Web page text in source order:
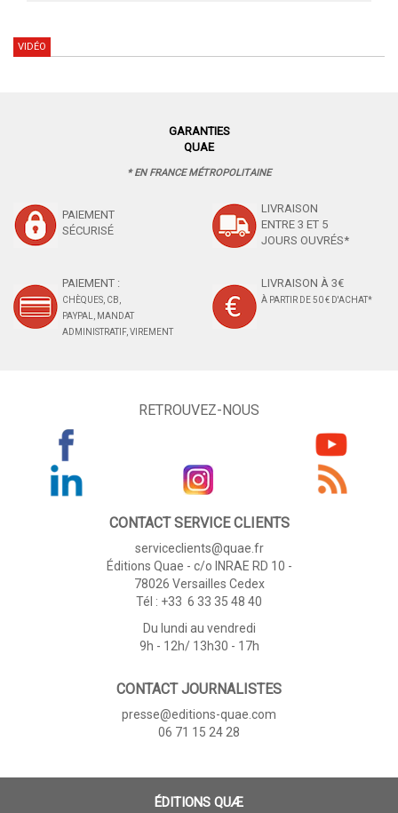
VIDÉO
GARANTIES
QUAE
* EN FRANCE MÉTROPOLITAINE
PAIEMENT
SÉCURISÉ
LIVRAISON
ENTRE 3 ET 5
JOURS OUVRÉS*
PAIEMENT :
CHÈQUES, CB,
PAYPAL, MANDAT
ADMINISTRATIF, VIREMENT
LIVRAISON À 3€
À PARTIR DE 50 € D'ACHAT*
RETROUVEZ-NOUS
CONTACT SERVICE CLIENTS
serviceclients@quae.fr
Éditions Quae - c/o INRAE RD 10 -
78026 Versailles Cedex
Tél : +33 6 33 35 48 40
Du lundi au vendredi
9h - 12h/ 13h30 - 17h
CONTACT JOURNALISTES
presse@editions-quae.com
06 71 15 24 28
ÉDITIONS QUÆ